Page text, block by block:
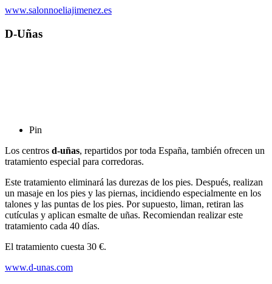
www.salonnoeliajimenez.es
D-Uñas
Pin
Los centros d-uñas, repartidos por toda España, también ofrecen un
tratamiento especial para corredoras.
Este tratamiento eliminará las durezas de los pies. Después, realizan
un masaje en los pies y las piernas, incidiendo especialmente en los
talones y las puntas de los pies. Por supuesto, liman, retiran las
cutículas y aplican esmalte de uñas. Recomiendan realizar este
tratamiento cada 40 días.
El tratamiento cuesta 30 €.
www.d-unas.com